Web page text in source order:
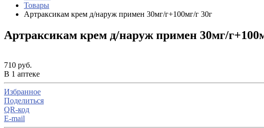
Товары
Артраксикам крем д/наруж примен 30мг/г+100мг/г 30г
Артраксикам крем д/наруж примен 30мг/
710 руб.
В 1 аптеке
Избранное
Поделиться
QR-код
E-mail